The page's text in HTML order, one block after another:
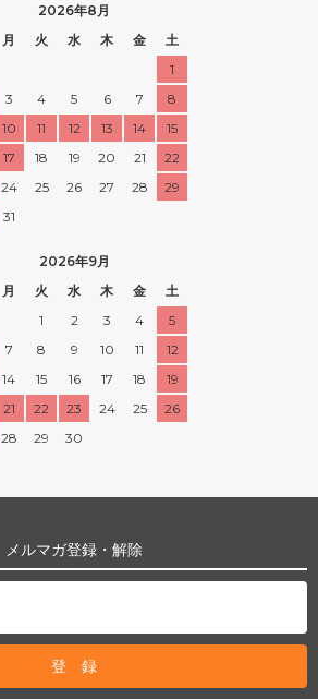
2026年8月
月 火 水 木 金
土
1
3 4 5 6 7
8
10 11 12 13 14
15
17 18 19 20 21
22
24 25 26 27 28
29
31
2026年9月
月 火 水 木 金
土
1
2 3 4
5
7 8 9 10 11
12
14 15 16 17 18
19
21 22 23 24 25
26
28 29 30
メルマガ登録・解除